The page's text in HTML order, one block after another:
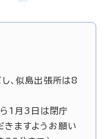
、似島出張所は8
1月3日は閉庁
きますようお願い